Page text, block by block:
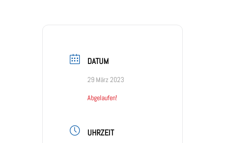
DATUM
29 März 2023
Abgelaufen!
UHRZEIT